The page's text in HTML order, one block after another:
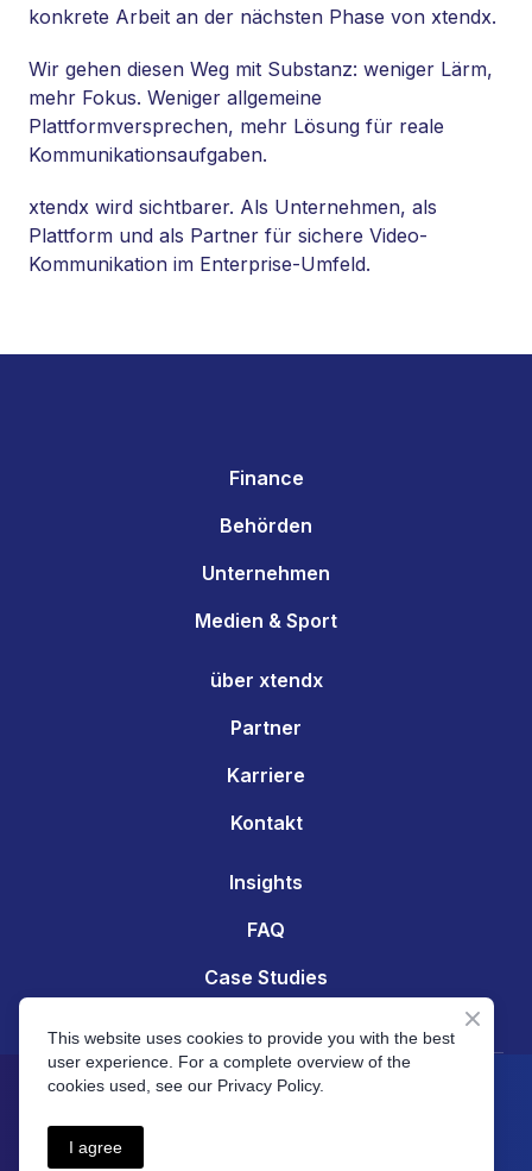
konkrete Arbeit an der nächsten Phase von xtendx.
Wir gehen diesen Weg mit Substanz: weniger Lärm,
mehr Fokus. Weniger allgemeine
Plattformversprechen, mehr Lösung für reale
Kommunikationsaufgaben.
xtendx wird sichtbarer. Als Unternehmen, als
Plattform und als Partner für sichere Video-
Kommunikation im Enterprise-Umfeld.
Finance
Behörden
Unternehmen
Medien & Sport
über xtendx
Partner
Karriere
Kontakt
Insights
FAQ
Case Studies
© xtendx AG | Zürich | Switzerland
Datenschutzbestimmungen
This website uses cookies to provide you with the best
user experience. For a complete overview of the
cookies used, see our Privacy Policy.
I agree